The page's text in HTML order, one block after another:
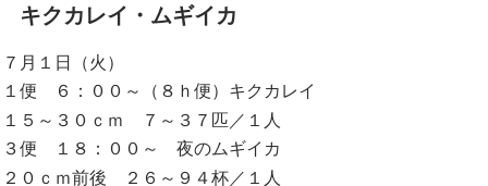
キクカレイ・ムギイカ
７月１日（火）
１便 ６：００～（８ｈ便）キクカレイ
１５～３０ｃｍ ７～３７匹／１人
３便 １８：００～ 夜のムギイカ
２０ｃｍ前後 ２６～９４杯／１人